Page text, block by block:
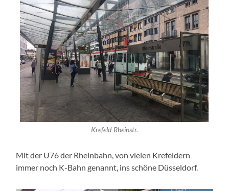
Krefeld-Rheinstr.
Mit der U76 der Rheinbahn, von vielen Krefeldern
immer noch K-Bahn genannt, ins schöne Düsseldorf.